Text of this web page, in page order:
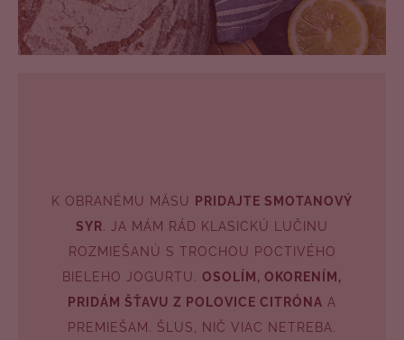
K OBRANÉMU MÄSU
PRIDAJTE SMOTANOVÝ
SYR . JA MÁM RÁD KLASICKÚ LUČINU
ROZMIEŠANÚ S TROCHOU POCTIVÉHO
BIELEHO JOGURTU. OSOLÍM, OKORENÍM,
PRIDÁM ŠŤAVU Z POLOVICE CITRÓNA A
PREMIEŠAM. ŠLUS, NIČ VIAC NETREBA.